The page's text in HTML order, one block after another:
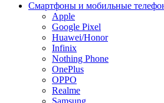
Смартфоны и мобильные
Apple
Google Pixel
Huawei/Honor
Infinix
Nothing Phone
OnePlus
OPPO
Realme